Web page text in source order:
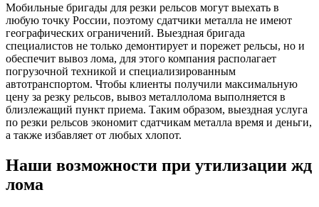
Мобильные бригады для резки рельсов могут выехать в
любую точку России, поэтому сдатчики металла не имеют
географических ограничений. Выездная бригада
специалистов не только демонтирует и порежет рельсы, но и
обеспечит вывоз лома, для этого компания располагает
погрузочной техникой и специализированным
автотранспортом. Чтобы клиенты получили максимальную
цену за резку рельсов, вывоз металлолома выполняется в
близлежащий пункт приема. Таким образом, выездная услуга
по резки рельсов экономит сдатчикам металла время и деньги,
а также избавляет от любых хлопот.
Наши возможности при утилизации жд
лома